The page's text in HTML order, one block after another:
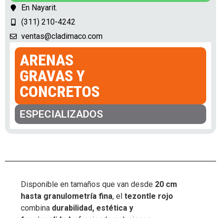
En Nayarit.
(311) 210-4242
ventas@cladimaco.com
ARENAS
GRAVAS Y
CONCRETOS
ESPECIALIZADOS
Disponible en tamaños que van desde 20 cm
hasta granulometría fina, el tezontle rojo
combina durabilidad, estética y